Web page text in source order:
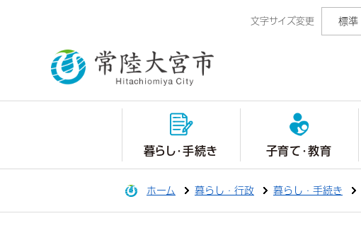
文字サイズ変更 標準
暮らし・手続き 子育て・教育
ホーム 暮らし・行政 暮らし・手続き